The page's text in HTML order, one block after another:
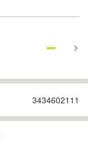
3434602111